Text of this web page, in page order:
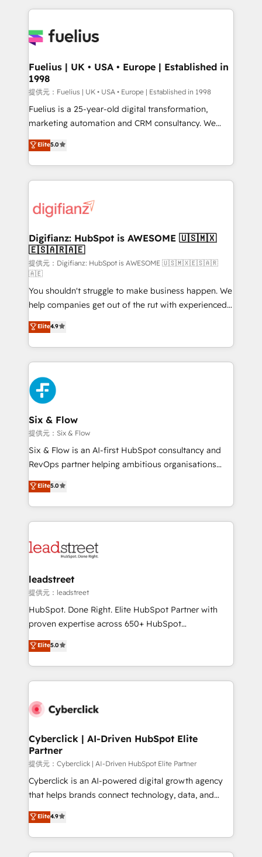
sure you can actually use it, build your website in
for you and execute it on HubSpot. We are on the
framework, meaning we've been accredited by
HubSpot and vetted by the CCS, which means we
can support public sector companies as well the
other ones listed in our profile. Our services: -
HubSpot implementation - HubSpot CMS website
is there for you to: - Grow revenue, and run your
business more efficiently - Build stronger
more people - Get the most out of your HubSpot
investment
Fuelius | UK • USA • Europe | Established in
1998
提供元：Fuelius | UK • USA • Europe | Established in 1998
Fuelius is a 25-year-old digital transformation,
marketing automation and CRM consultancy. We
enable mid-market and enterprise clients to
maximise their return from digital and fuel their
growth. We modernise platforms, streamline
operations that are causing inefficiencies, improve
supercharge revenue operations Key services: • CRM
Transformation / Web Development • RevOps &
Sales Consulting • Marketing Automation What
makes us different? 🚀 Top 0.5% of global HubSpot
agencies ⚙️ The strongest technical ability and
integration capabilities 💼 Consultative, long-term
partners who will embed ourselves into your
business, processes and systems 🏢 We specialise in
working with mid-market and enterprise
organisations, global organisations and those with
complex use cases 🏆 CRM Implementation,
Platform Enablement, Custom Integration and
Onboarding Accredited 🔐 ISO27001 & ISO9001
Certified
Elite5.0
Digifianz: HubSpot is AWESOME 🇺🇸🇲🇽
🇪🇸🇦🇷🇦🇪
提供元：Digifianz: HubSpot is AWESOME 🇺🇸🇲🇽🇪🇸🇦🇷
🇦🇪
You shouldn't struggle to make business happen. We
help companies get out of the rut with experienced,
process-oriented teams implementing HubSpot
Marketing, Sales, Service, CMS and Operations Hub,
so selling and actually engaging with your customers
feels easy and pain-free. We are a top ranked
HubSpot Elite Partner, winner of Rookie of the Year
and Customer First Awards, 4.9/5 rating in HubSpot
Reviews and 4.9/5 rating in Clutch Reviews. Digifianz
helps the following industries: logistics & 3PL, home
improvement & construction, branding and
commercialization, real estate, health, education,
SaaS, Software Dev & IT and consulting, make the
the United States, EU, UAE, Mexico and Latin
America. From casual user to super fan: make
Elite4.9
Six & Flow
提供元：Six & Flow
Six & Flow is an AI-first HubSpot consultancy and
RevOps partner helping ambitious organisations
grow with clarity, confidence, and intelligence.
Operating across the UK, Netherlands, Ireland, and
Canada, we’ve delivered thousands of successful
HubSpot projects for mid-market and enterprise
combine HubSpot, data, and AI to design connected
and technology for predictable, scalable revenue
growth. Our expertise spans RevOps, CRM and data
architecture, AI enablement, and strategic marketing,
delivered through our proprietary FLAIR framework
Partner and ISO 27001:2022 certified consultancy,
we blend strategy, creativity, and technology to help
Elite5.0
leadstreet
提供元：leadstreet
HubSpot. Done Right. Elite HubSpot Partner with
proven expertise across 650+ HubSpot
implementations. With 12+ years of HubSpot
experience, we help you use the HubSpot platform
to its fullest capacity, improve your current HubSpot
website, or build your new one.
Elite5.0
Cyberclick | AI-Driven HubSpot Elite
Partner
提供元：Cyberclick | AI-Driven HubSpot Elite Partner
Cyberclick is an AI-powered digital growth agency
that helps brands connect technology, data, and
creativity to achieve measurable results. Founded in
Barcelona and operating across Spain, LATAM, and
the UK, we support global companies in building
smarter marketing, sales, and customer success
Elite4.9